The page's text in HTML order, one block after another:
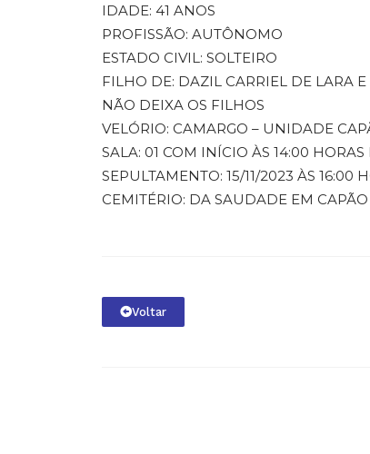
IDADE: 41 ANOS
PROFISSÃO: AUTÔNOMO
ESTADO CIVIL: SOLTEIRO
FILHO DE: DAZIL CARRIEL DE LARA
NÃO DEIXA OS FILHOS
VELÓRIO: CAMARGO – UNIDADE
SALA: 01 COM INÍCIO ÀS 14:00 HORAS
SEPULTAMENTO: 15/11/2023 ÀS 16:00
CEMITÉRIO: DA SAUDADE EM
Voltar